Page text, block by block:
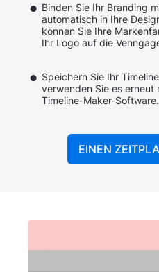
Binden Sie Ihr Branding
automatisch in Ihre
können Sie Ihre
Ihr Logo auf die
Speichern Sie Ihr
verwenden Sie es erneut
Timeline-Maker-Software.
EINEN